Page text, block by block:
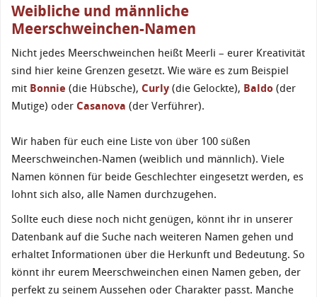
Weibliche und männliche
Meerschweinchen-Namen
Nicht jedes Meerschweinchen heißt Meerli – eurer Kreativität
sind hier keine Grenzen gesetzt. Wie wäre es zum Beispiel
mit Bonnie (die Hübsche), Curly (die Gelockte), Baldo (der
Mutige) oder Casanova (der Verführer).
Wir haben für euch eine Liste von über 100 süßen
Meerschweinchen-Namen (weiblich und männlich). Viele
Namen können für beide Geschlechter eingesetzt werden, es
lohnt sich also, alle Namen durchzugehen.
Sollte euch diese noch nicht genügen, könnt ihr in unserer
Datenbank auf die Suche nach weiteren Namen gehen und
erhaltet Informationen über die Herkunft und Bedeutung. So
könnt ihr eurem Meerschweinchen einen Namen geben, der
perfekt zu seinem Aussehen oder Charakter passt. Manche